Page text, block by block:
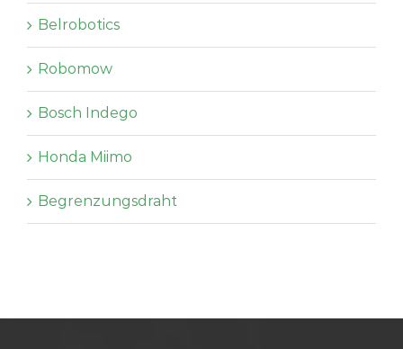
Belrobotics
Robomow
Bosch Indego
Honda Miimo
Begrenzungsdraht